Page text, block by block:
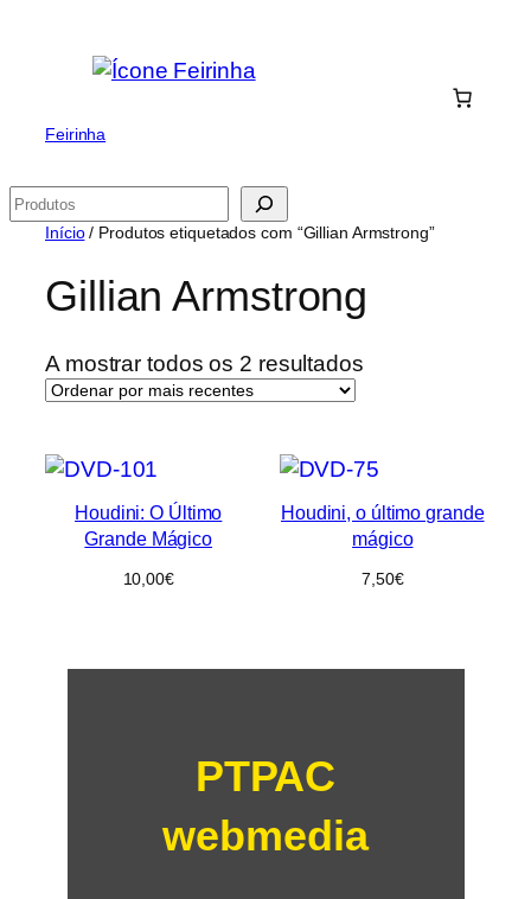
Feirinha
Pesquisar
Início/ Produtos etiquetados com “Gillian Armstrong”
Gillian Armstrong
A mostrar todos os 2 resultadosOrdenado
Houdini: O Último
Grande Mágico
10,00€
Houdini, o último grande
mágico
7,50€
PTPAC
webmedia